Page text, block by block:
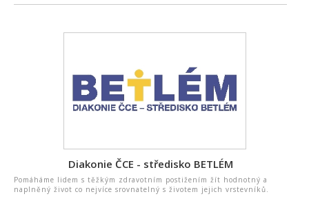
Diakonie ČCE - středisko BETLÉM
Pomáháme lidem s těžkým zdravotním postižením žít hodnotný a
naplněný život co nejvíce srovnatelný s životem jejich vrstevníků.